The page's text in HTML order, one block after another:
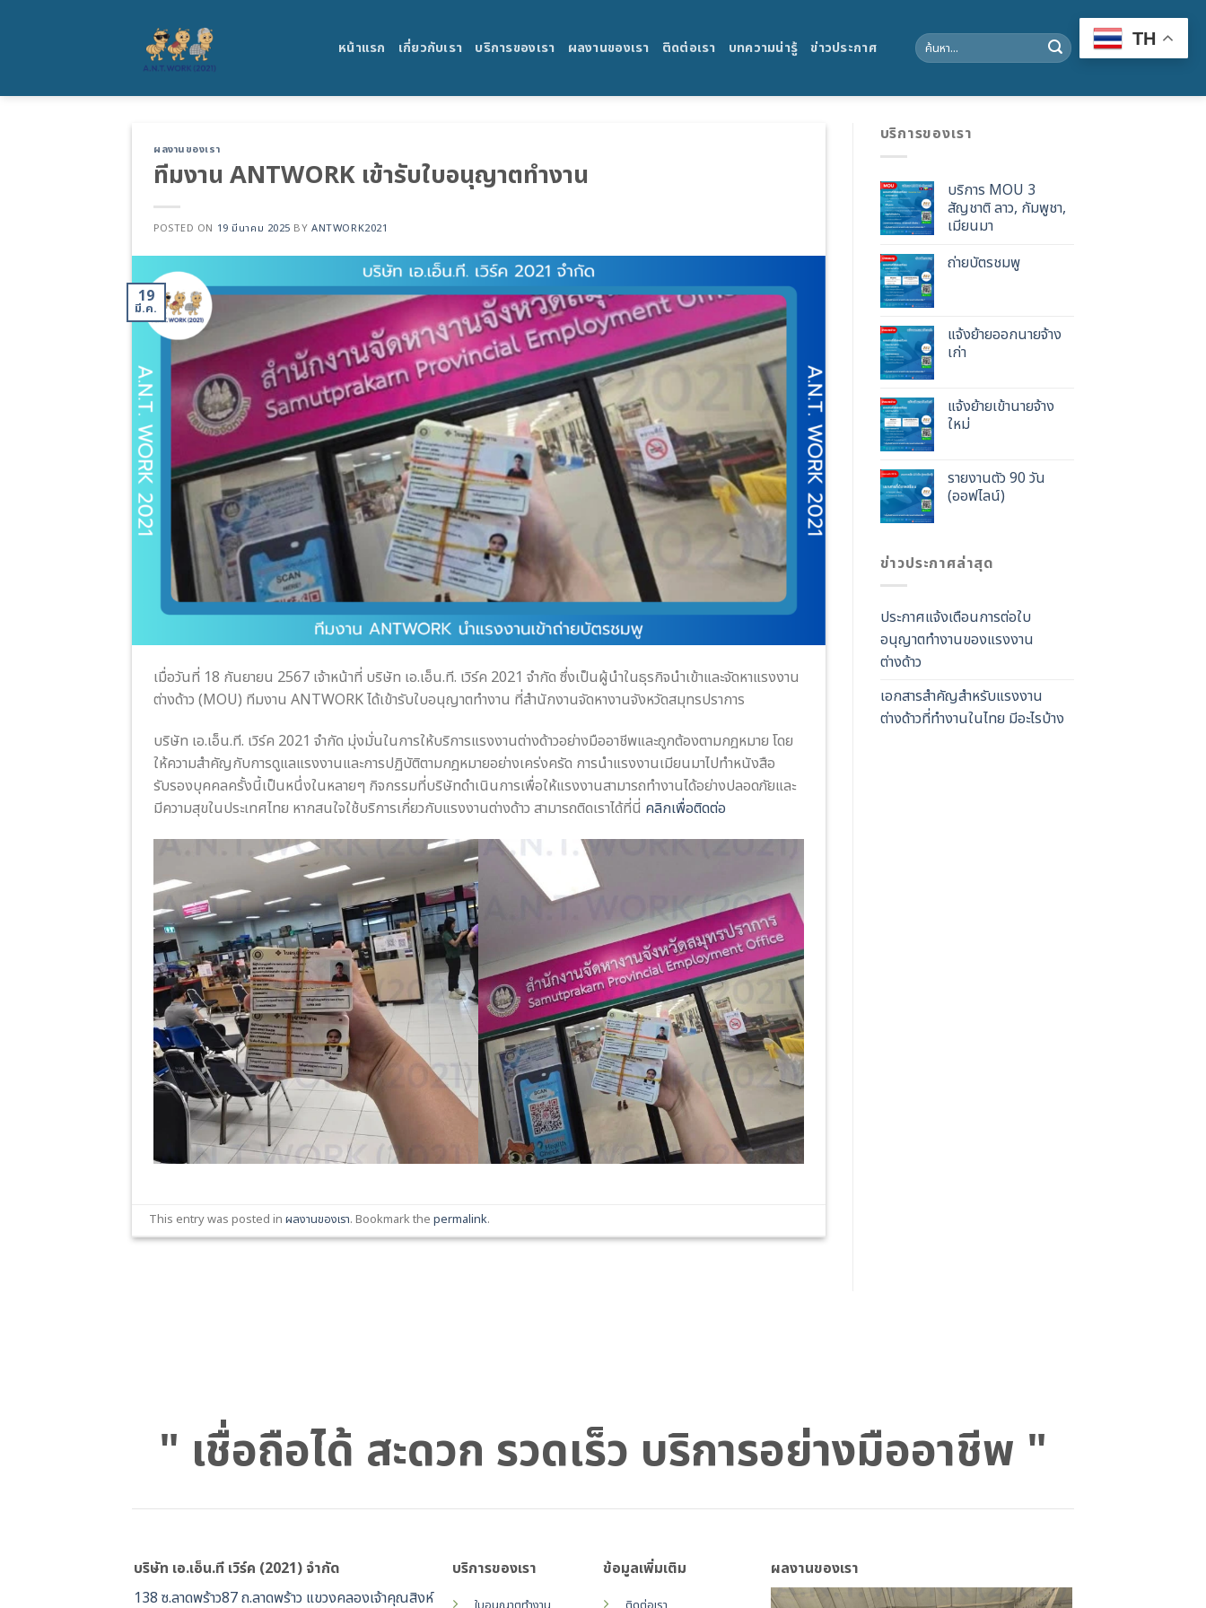
หน้าแรก เกี่ยวกับเรา บริการของเรา ผลงานของเรา ติดต่อเรา บทความน่ารู้ ข่าวประกาศ
Search
for:
ผลงานของเรา
ทีมงาน ANTWORK เข้ารับใบอนุญาตทำงาน
POSTED ON 19 มีนาคม 2025 BYANTWORK2021
19
มี.ค.
เมื่อวันที่ 18 กันยายน 2567 เจ้าหน้าที่ บริษัท เอ.เอ็น.ที. เวิร์ค 2021 จำกัด ซึ่งเป็นผู้นำในธุรกิจนำเข้าและจัดหาแรงงาน
ต่างด้าว (MOU) ทีมงาน ANTWORK ได้เข้ารับใบอนุญาตทำงาน ที่สำนักงานจัดหางานจังหวัดสมุทรปราการ
บริษัท เอ.เอ็น.ที. เวิร์ค 2021 จำกัด มุ่งมั่นในการให้บริการแรงงานต่างด้าวอย่างมืออาชีพและถูกต้องตามกฎหมาย โดย
ให้ความสำคัญกับการดูแลแรงงานและการปฏิบัติตามกฎหมายอย่างเคร่งครัด การนำแรงงานเมียนมาไปทำหนังสือ
รับรองบุคคลครั้งนี้เป็นหนึ่งในหลายๆ กิจกรรมที่บริษัทดำเนินการเพื่อให้แรงงานสามารถทำงานได้อย่างปลอดภัยและ
มีความสุขในประเทศไทย หากสนใจใช้บริการเกี่ยวกับแรงงานต่างด้าว สามารถติดเราได้ที่นี่ คลิกเพื่อติดต่อ
This entry was posted inผลงานของเรา. Bookmark thepermalink.
บริการของเรา
บริการ MOU 3
สัญชาติ ลาว, กัมพูชา,
เมียนมา
ถ่ายบัตรชมพู
แจ้งย้ายออกนายจ้าง
เก่า
แจ้งย้ายเข้านายจ้าง
ใหม่
รายงานตัว 90 วัน
(ออฟไลน์)
ข่าวประกาศล่าสุด
ประกาศแจ้งเตือนการต่อใบ
อนุญาตทำงานของแรงงาน
ต่างด้าว
เอกสารสำคัญสำหรับแรงงาน
ต่างด้าวที่ทำงานในไทย มีอะไรบ้าง
" เชื่อถือได้ สะดวก รวดเร็ว บริการอย่างมืออาชีพ "
บริษัท เอ.เอ็น.ที เวิร์ค (2021) จำกัด
138 ซ.ลาดพร้าว87 ถ.ลาดพร้าว แขวงคลองเจ้าคุณสิงห์
บริการของเรา ข้อมูลเพิ่มเติม ผลงานของเรา
TH